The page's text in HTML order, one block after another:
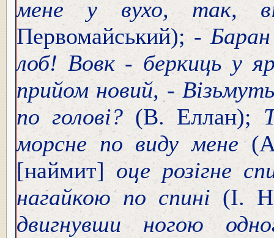
мене у вухо, так,
Первомайський); -
лоб! Вовк - беркиць у
прийом новий, -
по голові? (В. Еллан);
морсне по виду мене
[наймит]оце розігне
нагайкою по спині(І.
двигнувши ногою